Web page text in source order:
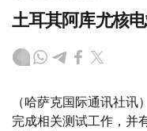
土耳其阿库尤核
（哈萨克国际通讯社
完成相关测试工作，并